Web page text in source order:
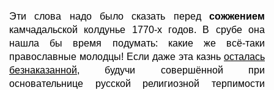
Эти слова надо было сказать перед сожжением
камчадальской колдунье 1770-х годов. В срубе она
нашла бы время подумать: какие же всё-таки
православные молодцы! Если даже эта казнь осталась
безнаказанной, будучи совершённой при
основательнице русской религиозной терпимости